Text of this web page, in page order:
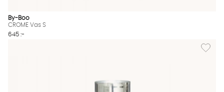
By-Boo
CROME Vas S
645 :-
Lägg